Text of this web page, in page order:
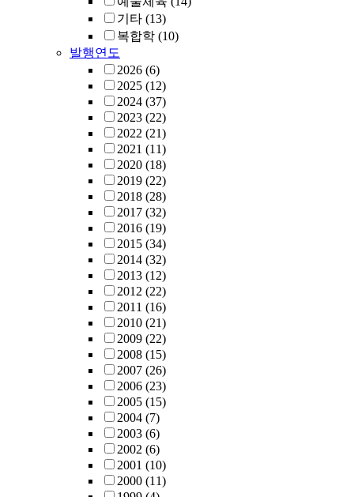
기타 (13)
복합학 (10)
발행연도
2026 (6)
2025 (12)
2024 (37)
2023 (22)
2022 (21)
2021 (11)
2020 (18)
2019 (22)
2018 (28)
2017 (32)
2016 (19)
2015 (34)
2014 (32)
2013 (12)
2012 (22)
2011 (16)
2010 (21)
2009 (22)
2008 (15)
2007 (26)
2006 (23)
2005 (15)
2004 (7)
2003 (6)
2002 (6)
2001 (10)
2000 (11)